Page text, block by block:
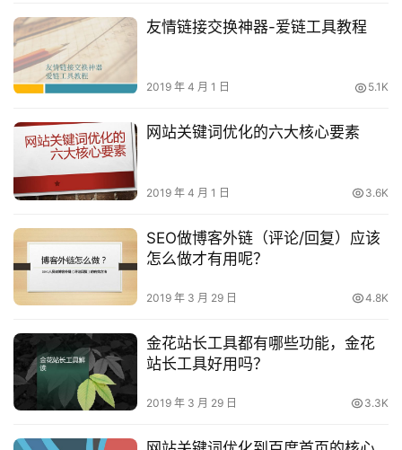
友情链接交换神器-爱链工具教程
2019 年 4 月 1 日 5.1K
网站关键词优化的六大核心要素
2019 年 4 月 1 日 3.6K
SEO做博客外链（评论/回复）应该
怎么做才有用呢？
2019 年 3 月 29 日 4.8K
金花站长工具都有哪些功能，金花
站长工具好用吗？
2019 年 3 月 29 日 3.3K